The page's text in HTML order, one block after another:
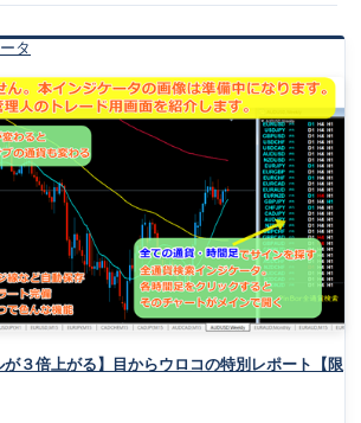
タ
が３倍上がる】目からウロコの特別レポート【限